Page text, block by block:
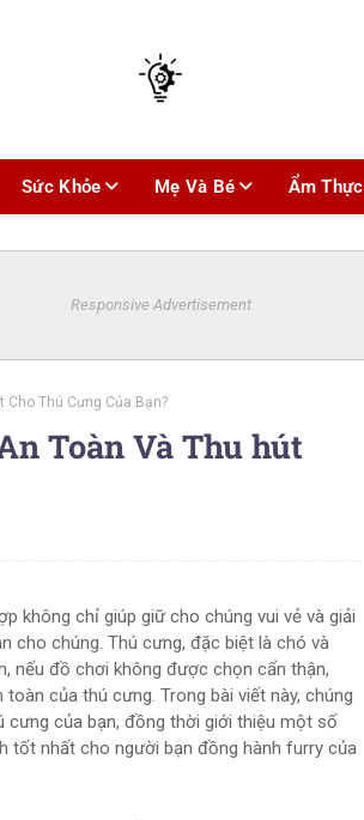
Sức Khỏe Mẹ Và Bé Ẩm Thực
Responsive Advertisement
Cho Thú Cưng Của Bạn?
Toàn Và Thu hút
không chỉ giúp giữ cho chúng vui vẻ và giải
cho chúng. Thú cưng, đặc biệt là chó và
nếu đồ chơi không được chọn cẩn thận,
của thú cưng. Trong bài viết này, chúng
của bạn, đồng thời giới thiệu một số
tốt nhất cho người bạn đồng hành furry của